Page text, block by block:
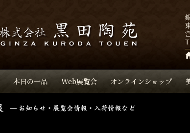
本日の一品 Web展覧会 オンラインショップ